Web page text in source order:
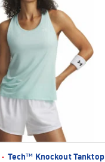
· Tech™ Knockout Tanktop